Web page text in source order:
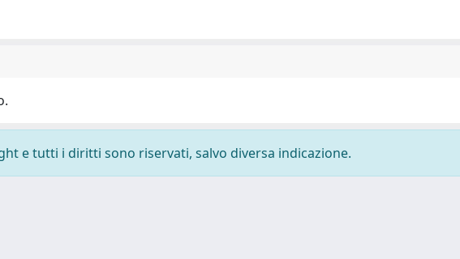
e tutti i diritti sono riservati, salvo diversa indicazione.